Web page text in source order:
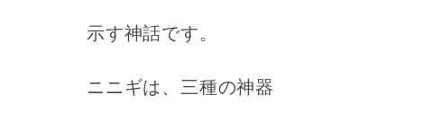
示す神話です。
ニニギは、三種の神器